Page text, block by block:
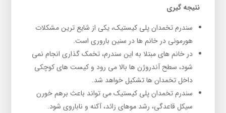
نتیجه گیری
سندرم تخمدان پلی کیستیک، یکی از شایع ترین مشکلات
هورمونی در خانم ها در سنین باروری است.
در خانم های مبتلا به این سندرم، تخمک گذاری انجام نمی
شود، سطح آندروژن ها بالا می رود و کیست های کوچکی
داخل تخمدان ها تشکیل خواهد شد.
سندرم تخمدان پلی کیستیک می تواند باعث برهم خورن
سیکل قاعدگی، رشد موهای زائد، آکنه و ناباروی شود.